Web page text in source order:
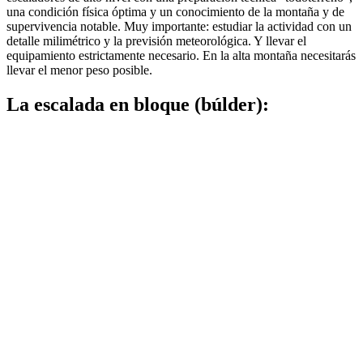
una condición física óptima y un conocimiento de la montaña y de
supervivencia notable. Muy importante: estudiar la actividad con un
detalle milimétrico y la previsión meteorológica. Y llevar el
equipamiento estrictamente necesario. En la alta montaña necesitarás
llevar el menor peso posible.
La escalada en bloque (búlder):